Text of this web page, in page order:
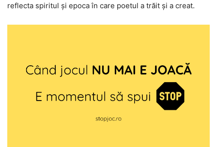
reflecta spiritul și epoca în care poetul a trăit și a creat.